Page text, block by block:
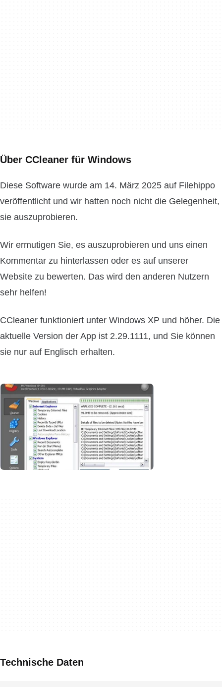
Über CCleaner für Windows
Diese Software wurde am 14. März 2025 auf Filehippo
veröffentlicht und wir hatten noch nicht die Gelegenheit,
sie auszuprobieren.
Wir ermutigen Sie, es auszuprobieren und uns einen
Kommentar zu hinterlassen oder es auf unserer
Website zu bewerten. Das wird den anderen Nutzern
sehr helfen!
CCleaner funktioniert unter Windows XP und höher. Die
aktuelle Version der App ist 2.29.1111, und Sie können
sie nur auf Englisch erhalten.
Technische Daten